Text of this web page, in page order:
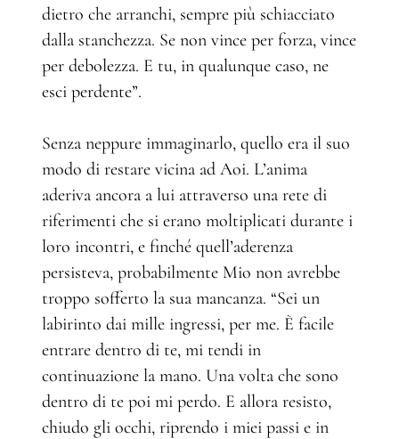
dietro che arranchi, sempre più schiacciato
dalla stanchezza. Se non vince per forza, vince
per debolezza. E tu, in qualunque caso, ne
esci perdente”.
Senza neppure immaginarlo, quello era il suo
modo di restare vicina ad Aoi. L’anima
aderiva ancora a lui attraverso una rete di
riferimenti che si erano moltiplicati durante i
loro incontri, e finché quell’aderenza
persisteva, probabilmente Mio non avrebbe
troppo sofferto la sua mancanza. “Sei un
labirinto dai mille ingressi, per me. È facile
entrare dentro di te, mi tendi in
continuazione la mano. Una volta che sono
dentro di te poi mi perdo. E allora resisto,
chiudo gli occhi, riprendo i miei passi e in